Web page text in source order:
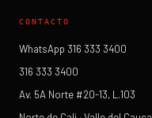
CONTACTO
WhatsApp 316 333 3400
316 333 3400
Av. 5A Norte #20-13, L.103